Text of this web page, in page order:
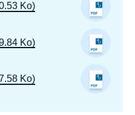
Ko)
Ko)
Ko)